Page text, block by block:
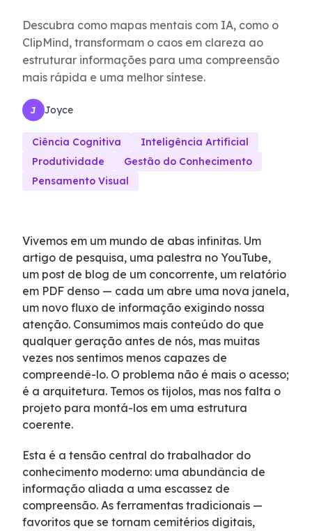
Descubra como mapas mentais com IA, como o
ClipMind, transformam o caos em clareza ao
estruturar informações para uma compreensão
mais rápida e uma melhor síntese.
J Joyce
Ciência Cognitiva
Inteligência Artificial
Produtividade
Gestão do Conhecimento
Pensamento Visual
Vivemos em um mundo de abas infinitas. Um
artigo de pesquisa, uma palestra no YouTube,
um post de blog de um concorrente, um relatório
em PDF denso — cada um abre uma nova janela,
um novo fluxo de informação exigindo nossa
atenção. Consumimos mais conteúdo do que
qualquer geração antes de nós, mas muitas
vezes nos sentimos menos capazes de
compreendê-lo. O problema não é mais o acesso;
é a arquitetura. Temos os tijolos, mas nos falta o
projeto para montá-los em uma estrutura
coerente.
Esta é a tensão central do trabalhador do
conhecimento moderno: uma abundância de
informação aliada a uma escassez de
compreensão. As ferramentas tradicionais —
favoritos que se tornam cemitérios digitais,